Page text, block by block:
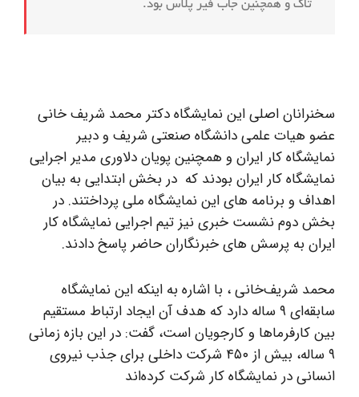
تاک و همچنین جاب فیر پلاس بود.
سخنرانان اصلی این نمایشگاه دکتر محمد شریف خانی
عضو هیات علمی دانشگاه صنعتی شریف و دبیر
نمایشگاه کار ایران و همچنین پویان دلاوری مدیر اجرایی
نمایشگاه کار ایران بودند که در بخش ابتدایی به بیان
اهداف و برنامه های این نمایشگاه ملی پرداختند. در
بخش دوم نشست خبری نیز تیم اجرایی نمایشگاه کار
ایران به پرسش های خبرنگاران حاضر پاسخ دادند.
محمد شریف‌خانی ، با اشاره به اینکه این نمایشگاه
سابقه‌ای ۹ ساله دارد که هدف آن ایجاد ارتباط مستقیم
بین کارفرماها و کارجویان است، گفت: در این بازه زمانی
۹ ساله، بیش از ۴۵۰ شرکت داخلی برای جذب نیروی
انسانی در نمایشگاه کار شرکت کرده‌اند